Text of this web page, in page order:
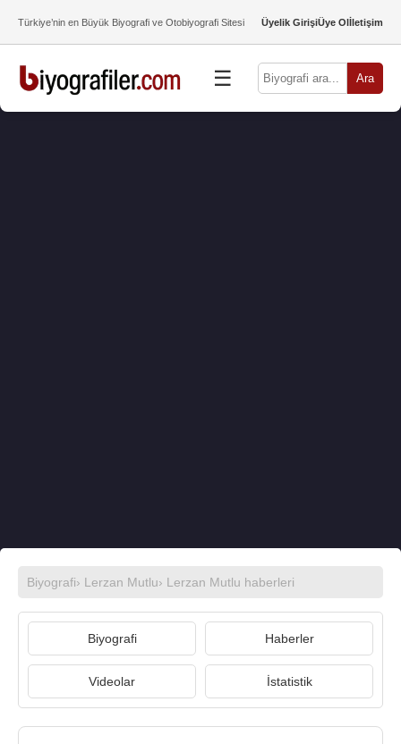
Türkiye’nin en Büyük Biyografi ve Otobiyografi Sitesi Üyelik GirişiÜye Olİletişim
☰ Ara
Biyografi› Lerzan Mutlu› Lerzan Mutlu haberleri
Biyografi Haberler
Videolar İstatistik